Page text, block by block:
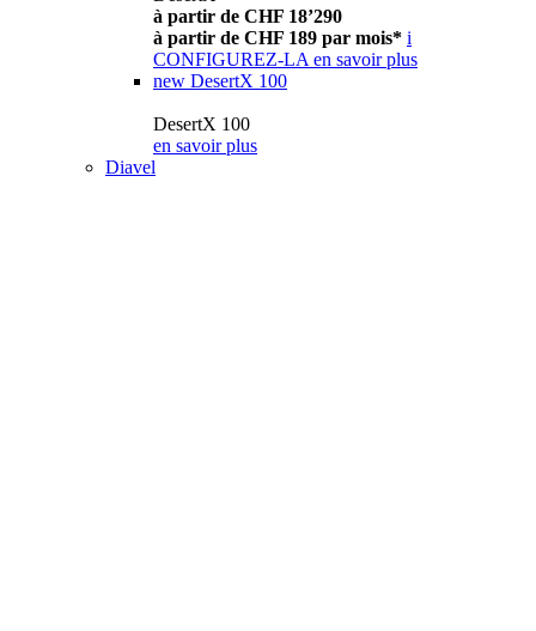
à partir de CHF 18’290
à partir de CHF 189 par mois* i
CONFIGUREZ-LA en savoir plus
new DesertX 100
DesertX 100
en savoir plus
Diavel